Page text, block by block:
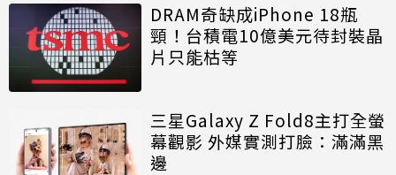
DRAM奇缺成iPhone 18瓶
頸！台積電10億美元待封裝晶
片只能枯等
三星Galaxy Z Fold8主打全螢
幕觀影 外媒實測打臉：滿滿黑
邊